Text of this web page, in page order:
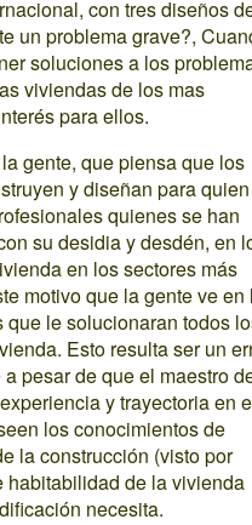
con tres diseños
un problema grave?,
soluciones a los
viviendas de los mas
para ellos.
gente, que piensa que los
y diseñan para quien
quienes se han
su desidia y desdén, en
en los sectores más
motivo que la gente ve en
que le solucionaran todos
Esto resulta ser un
pesar de que el maestro
y trayectoria en
los conocimientos de
la construcción (visto por
habitabilidad de la vivienda
necesita.